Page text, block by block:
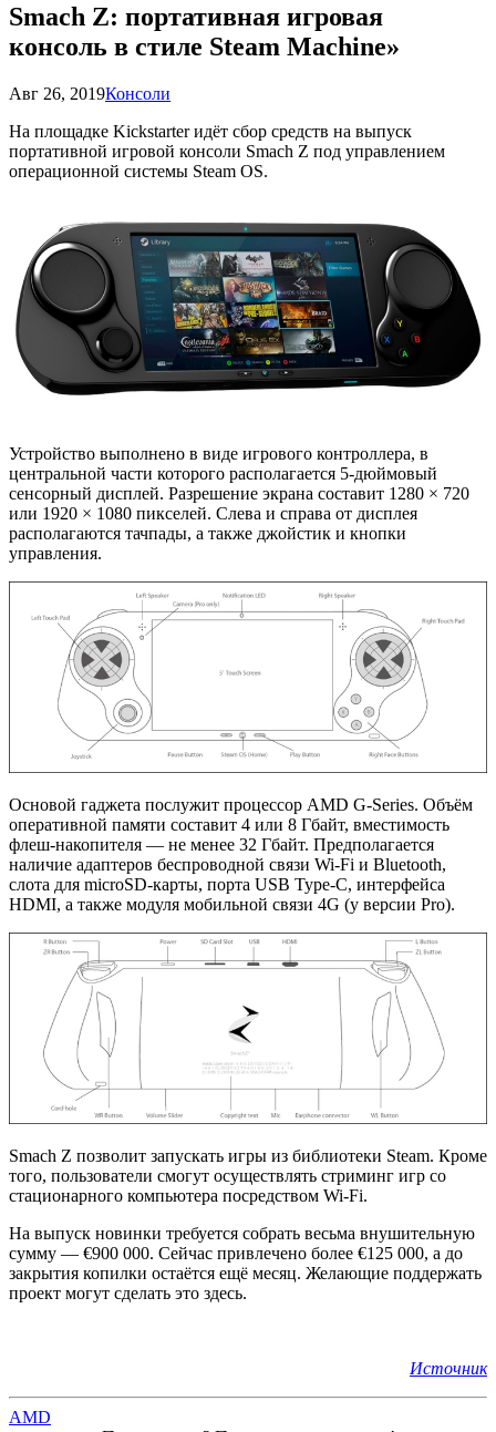
Smach Z: портативная игровая
консоль в стиле Steam Machine»
Авг 26, 2019Консоли
На площадке Kickstarter идёт сбор средств на выпуск
портативной игровой консоли Smach Z под управлением
операционной системы Steam OS.
Устройство выполнено в виде игрового контроллера, в
центральной части которого располагается 5-дюймовый
сенсорный дисплей. Разрешение экрана составит 1280 × 720
или 1920 × 1080 пикселей. Слева и справа от дисплея
располагаются тачпады, а также джойстик и кнопки
управления.
Основой гаджета послужит процессор AMD G-Series. Объём
оперативной памяти составит 4 или 8 Гбайт, вместимость
флеш-накопителя — не менее 32 Гбайт. Предполагается
наличие адаптеров беспроводной связи Wi-Fi и Bluetooth,
слота для microSD-карты, порта USB Type-C, интерфейса
HDMI, а также модуля мобильной связи 4G (у версии Pro).
Smach Z позволит запускать игры из библиотеки Steam. Кроме
того, пользователи смогут осуществлять стриминг игр со
стационарного компьютера посредством Wi-Fi.
На выпуск новинки требуется собрать весьма внушительную
сумму — €900 000. Сейчас привлечено более €125 000, а до
закрытия копилки остаётся ещё месяц. Желающие поддержать
проект могут сделать это здесь.
Источник
AMD